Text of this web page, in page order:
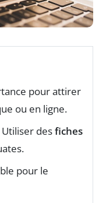
pour attirer
ou en ligne.
Utiliser desfiches
pour le